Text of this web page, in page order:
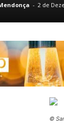
- 2 de
©